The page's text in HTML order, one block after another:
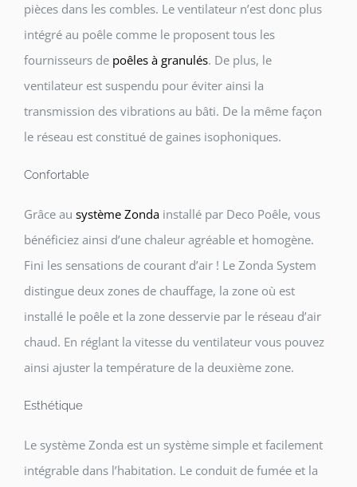
pièces dans les combles. Le ventilateur n’est donc plus
intégré au poêle comme le proposent tous les
fournisseurs de poêles à granulés. De plus, le
ventilateur est suspendu pour éviter ainsi la
transmission des vibrations au bâti. De la même façon
le réseau est constitué de gaines isophoniques.
Confortable
Grâce au système Zonda installé par Deco Poêle, vous
bénéficiez ainsi d’une chaleur agréable et homogène.
Fini les sensations de courant d’air ! Le Zonda System
distingue deux zones de chauffage, la zone où est
installé le poêle et la zone desservie par le réseau d’air
chaud. En réglant la vitesse du ventilateur vous pouvez
ainsi ajuster la température de la deuxième zone.
Esthétique
Le système Zonda est un système simple et facilement
intégrable dans l’habitation. Le conduit de fumée et la